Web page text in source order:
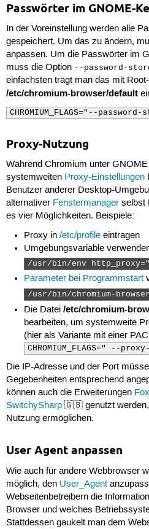
Passwörter im GNOME-
In der Voreinstellung werden alle
gespeichert. Um das zu ändern,
anpassen. Um die Passwörter im
muss die Option --password-
einfachsten trägt man das mit
/etc/chromium-browser/default
CHROMIUM_FLAGS="--password-
Proxy-Nutzung
Während Chromium unter
systemweiten Proxy-Einstellungen
Benutzer anderer Desktop-
alternativer Fenstermanagerselbst
es vier Möglichkeiten. Beispiele:
Proxy in/etc/profile eintragen
Umgebungsvariable
/usr/bin/env
Parameter bei Programmstart
/usr/bin/chromium-
Die Datei/etc/chromium-
bearbeiten, um systemweite
(hier als Variante mit einer
CHROMIUM_FLAGS=" --
Die IP-Adresse und der Port
Gegebenheiten entsprechend
können auch die Erweiterungen
SwitchySharp🇬🇧 genutzt werden,
Nutzung ermöglichen.
User Agent anpassen
Wie auch für andere Webbrowser
möglich, den User_Agent
Webseitenbetreibern die
Browser und welches
Stattdessen gaukelt man dem